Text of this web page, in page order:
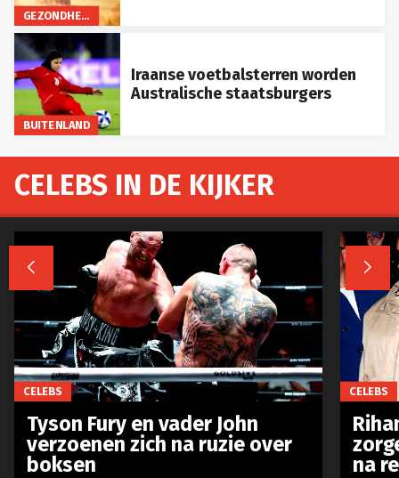
GEZONDHEID
BUITENLAND
Iraanse voetbalsterren worden
Australische staatsburgers
CELEBS IN DE KIJKER
 
CELEBS
Tyson Fury en vader John
verzoenen zich na ruzie over
boksen
CELEBS
na